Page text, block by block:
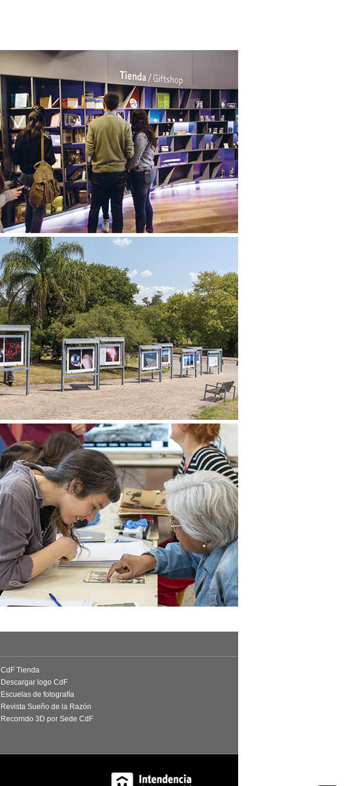
CdF Tienda
Descargar logo CdF
Escuelas de fotografía
Revista Sueño de la Razón
Recorrido 3D por Sede CdF